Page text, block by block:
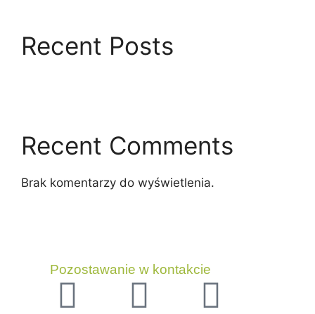
Recent Posts
Recent Comments
Brak komentarzy do wyświetlenia.
Pozostawanie w kontakcie